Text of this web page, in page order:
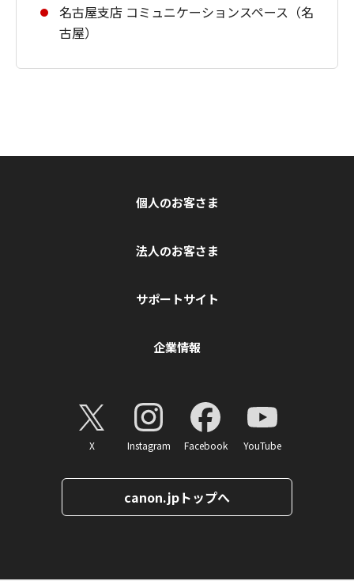
名古屋支店 コミュニケーションスペース（名
古屋）
個人のお客さま
法人のお客さま
サポートサイト
企業情報
X Instagram Facebook YouTube
canon.jpトップへ